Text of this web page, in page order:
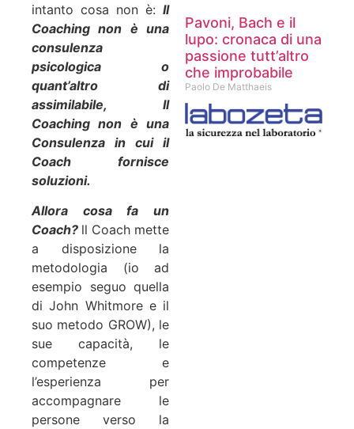
intanto cosa non è: Il
Coaching non è una
consulenza
psicologica o
quant’altro di
assimilabile, Il
Coaching non è una
Consulenza in cui il
Coach fornisce
soluzioni.
Allora cosa fa un
Coach? ll Coach mette
a disposizione la
metodologia (io ad
esempio seguo quella
di John Whitmore e il
suo metodo GROW), le
sue capacità, le
competenze e
l’esperienza per
accompagnare le
persone verso la
Pavoni, Bach e il
lupo: cronaca di una
passione tutt’altro
che improbabile
Paolo De Matthaeis